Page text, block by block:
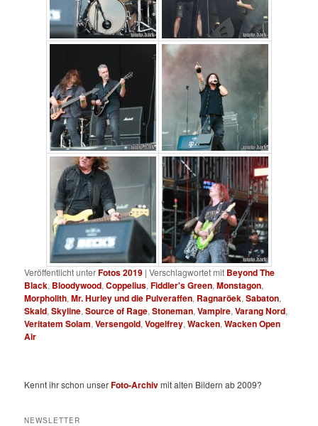
Veröffentlicht unterFotos 2019 |Verschlagwortet mit Beyond The
Black, Bloodywood,Coppelius,Fiddler's Green,Monstagon,
Morpholith,Mr. Hurley und die Pulveraffen, Ragnaröek,Sabaton,
Skald,Skyline,Source of Rage,Stoneman,Vampire,Varang Nord,
Veritatem Solam,Versengold,Vogelfrey,Wacken,Wacken Open
Air
Kennt ihr schon unserFoto-Archivmit alten Bildern ab 2009?
NEWSLETTER